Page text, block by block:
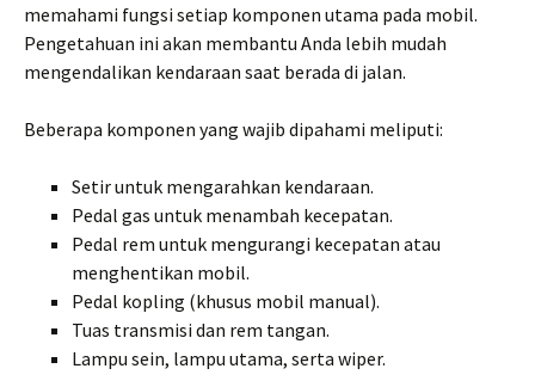
memahami fungsi setiap komponen utama pada mobil.
Pengetahuan ini akan membantu Anda lebih mudah
mengendalikan kendaraan saat berada di jalan.
Beberapa komponen yang wajib dipahami meliputi:
Setir untuk mengarahkan kendaraan.
Pedal gas untuk menambah kecepatan.
Pedal rem untuk mengurangi kecepatan atau
menghentikan mobil.
Pedal kopling (khusus mobil manual).
Tuas transmisi dan rem tangan.
Lampu sein, lampu utama, serta wiper.